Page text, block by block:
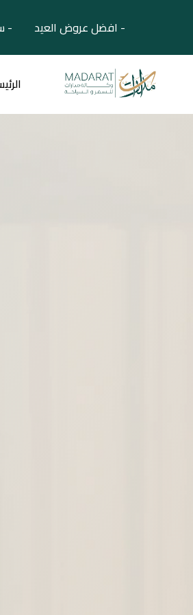
- افضل عروض العيد -